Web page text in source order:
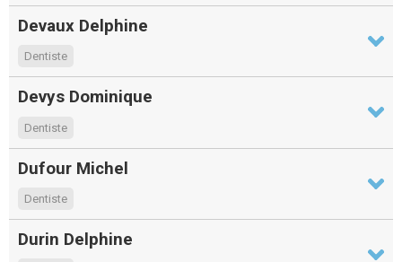
Devaux Delphine
Dentiste
Devys Dominique
Dentiste
Dufour Michel
Dentiste
Durin Delphine